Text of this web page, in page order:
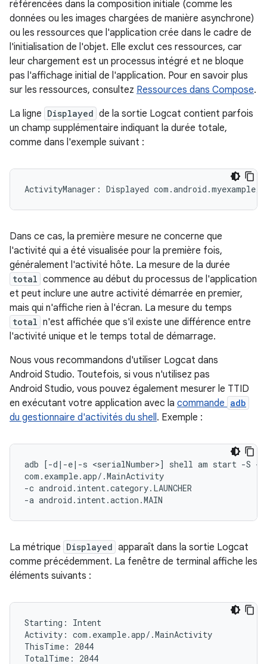
référencées dans la composition initiale (comme les
données ou les images chargées de manière asynchrone)
ou les ressources que l'application crée dans le cadre de
l'initialisation de l'objet. Elle exclut ces ressources, car
leur chargement est un processus intégré et ne bloque
pas l'affichage initial de l'application. Pour en savoir plus
sur les ressources, consultez Ressources dans Compose.
La ligne Displayed de la sortie Logcat contient parfois
un champ supplémentaire indiquant la durée totale,
comme dans l'exemple suivant :
Dans ce cas, la première mesure ne concerne que
l'activité qui a été visualisée pour la première fois,
généralement l'activité hôte. La mesure de la durée
total commence au début du processus de l'application
et peut inclure une autre activité démarrée en premier,
mais qui n'affiche rien à l'écran. La mesure du temps
total n'est affichée que s'il existe une différence entre
l'activité unique et le temps total de démarrage.
Nous vous recommandons d'utiliser Logcat dans
Android Studio. Toutefois, si vous n'utilisez pas
Android Studio, vous pouvez également mesurer le TTID
en exécutant votre application avec la commande adb
du gestionnaire d'activités du shell . Exemple :
adb [-d|-e|-s <serialNumber>] shell am start -S -W
com.example.app/.MainActivity
-c android.intent.category.LAUNCHER
La métrique Displayed apparaît dans la sortie Logcat
comme précédemment. La fenêtre de terminal affiche les
éléments suivants :
Starting: Intent
Activity: com.example.app/.MainActivity
ThisTime: 2044
TotalTime: 2044